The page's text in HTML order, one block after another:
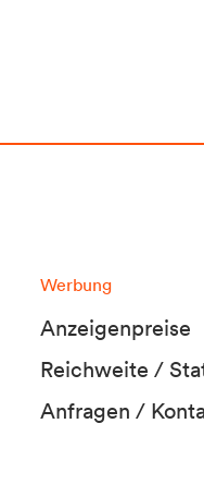
Werbung
Anzeigenpreise
Reichweite /
Anfragen /